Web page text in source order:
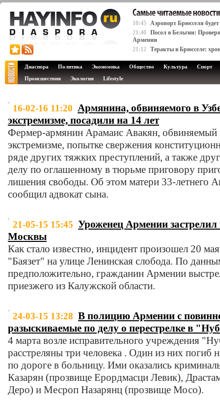
10:45 Аэропорт Брюсселя
21:40 Посол в Бельгии:
Армении
21:12 Теракты в Брюсселе:
Диаспора Политика Экономика Общество Культура
Спорт
Происшествия
Экология Lifestyle
16-02-16 11:20 Армянина, обвиняемого в
экстремизме, посадили на 14 лет
Фермер-армянин Арамаис Авакян, обвиняемый
экстремизме, попытке свержения
ряде других тяжких преступлений, а также
делу по оглашенному в тюрьме приговору
лишения свободы. Об этом матери 33-летнего
сообщил адвокат сына.
21-05-15 15:45 Уроженец Армении застрелил
Москвы
Как стало известно, инцидент произошел 20
"Баязет" на улице Ленинская слобода. По
предположительно, гражданин Армении
приезжего из Калужской области.
24-03-15 13:28 В полицию Армении с
разыскиваемые по делу о перестрелке в
4 марта возле исправительного учреждения
расстреляны три человека . Один из них погиб
по дороге в больницу. Ими оказались
Казарян (прозвище Ерордмасци Левик),
Деро) и Месроп Назарянц (прозвище Мосо).